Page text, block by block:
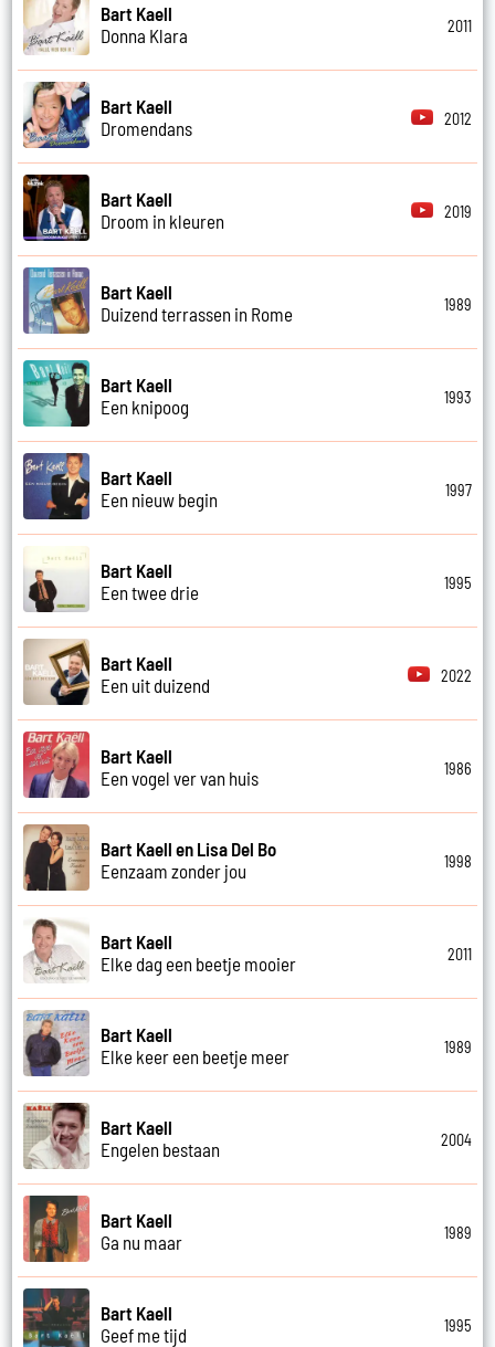
Bart Kaell
Donna Klara
2011
Bart Kaell
Dromendans
2012
Bart Kaell
Droom in kleuren
2019
Bart Kaell
Duizend terrassen in Rome
1989
Bart Kaell
Een knipoog
1993
Bart Kaell
Een nieuw begin
1997
Bart Kaell
Een twee drie
1995
Bart Kaell
Een uit duizend
2022
Bart Kaell
Een vogel ver van huis
1986
Bart Kaell en Lisa Del Bo
Eenzaam zonder jou
1998
Bart Kaell
Elke dag een beetje mooier
2011
Bart Kaell
Elke keer een beetje meer
1989
Bart Kaell
Engelen bestaan
2004
Bart Kaell
Ga nu maar
1989
Bart Kaell
Geef me tijd
1995